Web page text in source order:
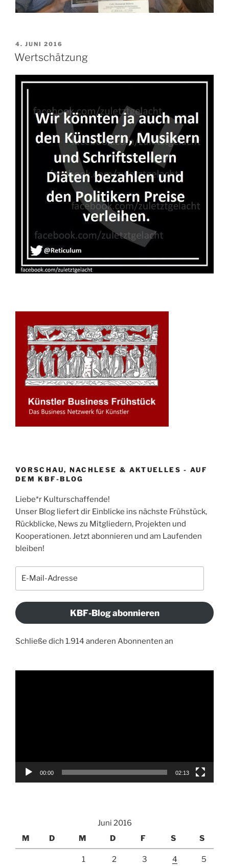
VERÖFFENTLICHT
AM
4. JUNI 2016
Wertschätzung
VORSCHAU, NACHLESE & AKTUELLES - AUF
DEM KBF-BLOG
Liebe*r Kulturschaffende!
Unser Blog liefert dir Einblicke ins nächste Frühstück,
Rückblicke, News zu Mitgliedern, Projekten und
Kooperationen. Jetzt abonnieren und am Laufenden
bleiben!
KBF-Blog abonnieren
Schließe dich 1.914 anderen Abonnenten an
00:00 02:13
Juni 2016
M
D M D F S S
1 2 3 4 5